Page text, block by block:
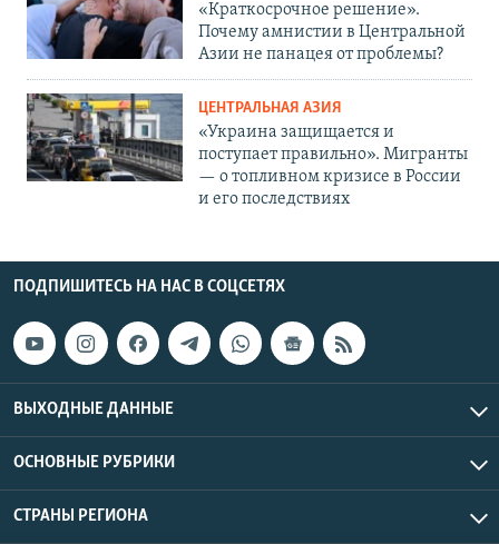
«Краткосрочное решение».
Почему амнистии в Центральной
Азии не панацея от проблемы?
ЦЕНТРАЛЬНАЯ АЗИЯ
«Украина защищается и
поступает правильно». Мигранты
— о топливном кризисе в России
и его последствиях
ПОДПИШИТЕСЬ НА НАС В СОЦСЕТЯХ
ВЫХОДНЫЕ ДАННЫЕ
ОСНОВНЫЕ РУБРИКИ
СТРАНЫ РЕГИОНА